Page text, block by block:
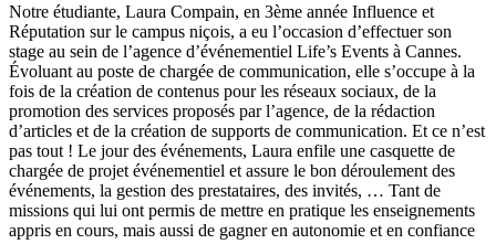
Notre étudiante, Laura Compain, en 3ème année Influence et
Réputation sur le campus niçois, a eu l’occasion d’effectuer son
stage au sein de l’agence d’événementiel Life’s Events à Cannes.
Évoluant au poste de chargée de communication, elle s’occupe à la
fois de la création de contenus pour les réseaux sociaux, de la
promotion des services proposés par l’agence, de la rédaction
d’articles et de la création de supports de communication. Et ce n’est
pas tout ! Le jour des événements, Laura enfile une casquette de
chargée de projet événementiel et assure le bon déroulement des
événements, la gestion des prestataires, des invités, … Tant de
missions qui lui ont permis de mettre en pratique les enseignements
appris en cours, mais aussi de gagner en autonomie et en confiance